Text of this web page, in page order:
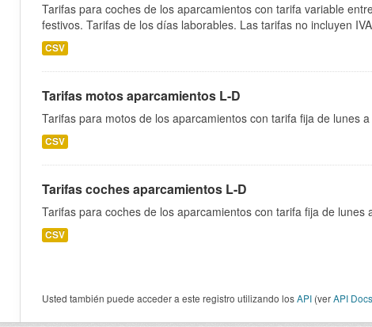
Tarifas para coches de los aparcamientos con tarifa variable
festivos. Tarifas de los días laborables. Las tarifas no incluyen
CSV
Tarifas motos aparcamientos L-D
Tarifas para motos de los aparcamientos con tarifa fija de lunes
CSV
Tarifas coches aparcamientos L-D
Tarifas para coches de los aparcamientos con tarifa fija de lunes
CSV
Usted también puede acceder a este registro utilizando losAPI (verAPI Docs